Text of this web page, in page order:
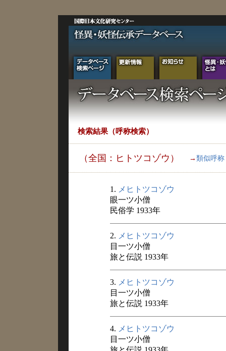
検索結果（呼称検索）
（全国：ヒトツコゾウ） → 類似呼称
1. メヒトツコゾウ
眼一ツ小僧
民俗学 1933年
2. メヒトツコゾウ
目一ツ小僧
旅と伝説 1933年
3. メヒトツコゾウ
目一ツ小僧
旅と伝説 1933年
4. メヒトツコゾウ
目一ツ小僧